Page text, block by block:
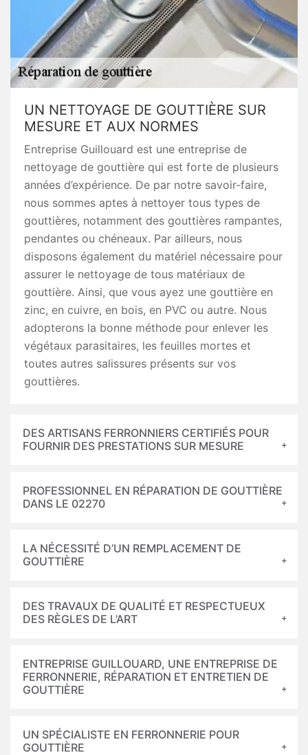
UN NETTOYAGE DE GOUTTIÈRE SUR
MESURE ET AUX NORMES
Entreprise Guillouard est une entreprise de
nettoyage de gouttière qui est forte de plusieurs
années d’expérience. De par notre savoir-faire,
nous sommes aptes à nettoyer tous types de
gouttières, notamment des gouttières rampantes,
pendantes ou chéneaux. Par ailleurs, nous
disposons également du matériel nécessaire pour
assurer le nettoyage de tous matériaux de
gouttière. Ainsi, que vous ayez une gouttière en
zinc, en cuivre, en bois, en PVC ou autre. Nous
adopterons la bonne méthode pour enlever les
végétaux parasitaires, les feuilles mortes et
toutes autres salissures présents sur vos
gouttières.
DES ARTISANS FERRONNIERS CERTIFIÉS POUR
FOURNIR DES PRESTATIONS SUR MESURE
PROFESSIONNEL EN RÉPARATION DE GOUTTIÈRE
DANS LE 02270
LA NÉCESSITÉ D’UN REMPLACEMENT DE
GOUTTIÈRE
DES TRAVAUX DE QUALITÉ ET RESPECTUEUX
DES RÈGLES DE L’ART
ENTREPRISE GUILLOUARD, UNE ENTREPRISE DE
FERRONNERIE, RÉPARATION ET ENTRETIEN DE
GOUTTIÈRE
UN SPÉCIALISTE EN FERRONNERIE POUR
GOUTTIÈRE